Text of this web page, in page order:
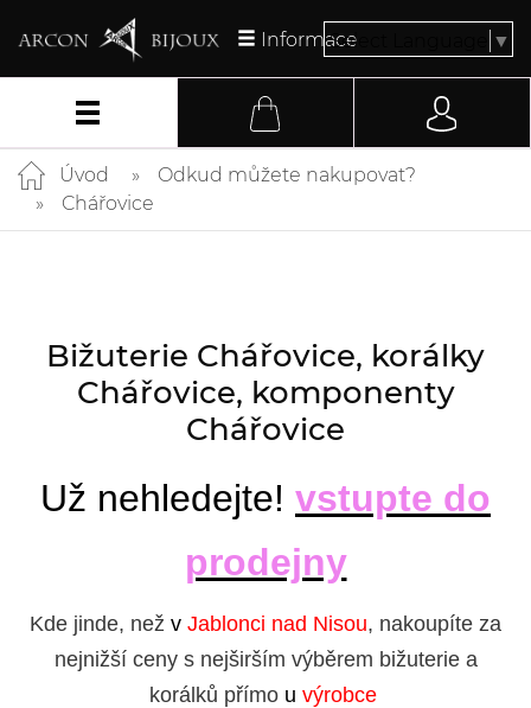
InformaceSelect Language ▼
Úvod
Odkud můžete nakupovat?
Chářovice
Bižuterie Chářovice, korálky
Chářovice, komponenty
Chářovice
Už nehledejte! vstupte do
prodejny
Kde jinde, než v Jablonci nad Nisou, nakoupíte za
nejnižší ceny s nejširším výběrem bižuterie a
korálků přímo u výrobce